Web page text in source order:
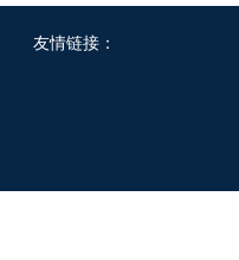
友情链接：